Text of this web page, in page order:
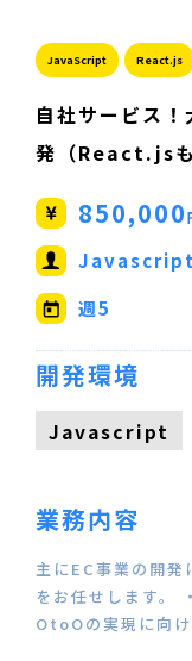
JavaScript React.js
自社サービス
発（React.js
850,000
Javascript
週5
開発環境
Javascript
業務内容
主にEC事業の開発
をお任せします。
OtoOの実現に向